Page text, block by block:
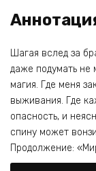
Шагая вслед за
даже подумать не
магия. Где меня
выживания. Где
опасность, и
спину может
Продолжение: